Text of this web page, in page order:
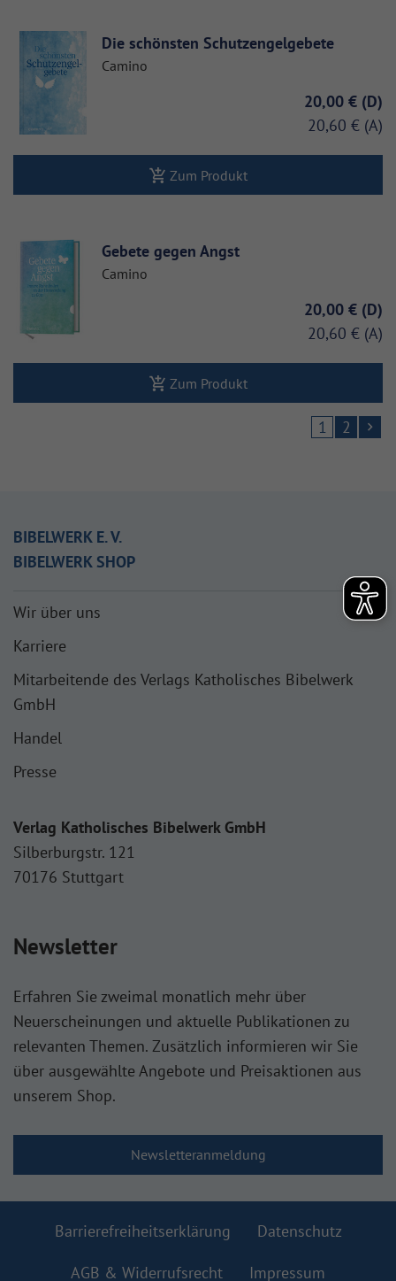
Die schönsten Schutzengelgebete
Camino
20,00 €
20,60 €
Zum Produkt
Gebete gegen Angst
Camino
20,00 €
20,60 €
Zum Produkt
1 2
BIBELWERK E. V.
BIBELWERK SHOP
Wir über uns
Karriere
Mitarbeitende des Verlags Katholisches Bibelwerk
GmbH
Handel
Presse
Verlag Katholisches Bibelwerk GmbH
Silberburgstr. 121
70176 Stuttgart
Newsletter
Erfahren Sie zweimal monatlich mehr über
Neuerscheinungen und aktuelle Publikationen zu
relevanten Themen. Zusätzlich informieren wir Sie
über ausgewählte Angebote und Preisaktionen aus
unserem Shop.
Newsletteranmeldung
Barrierefreiheitserklärung Datenschutz
AGB & Widerrufsrecht Impressum